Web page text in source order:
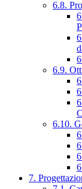
6.8.
6.9.
6.10.
7.